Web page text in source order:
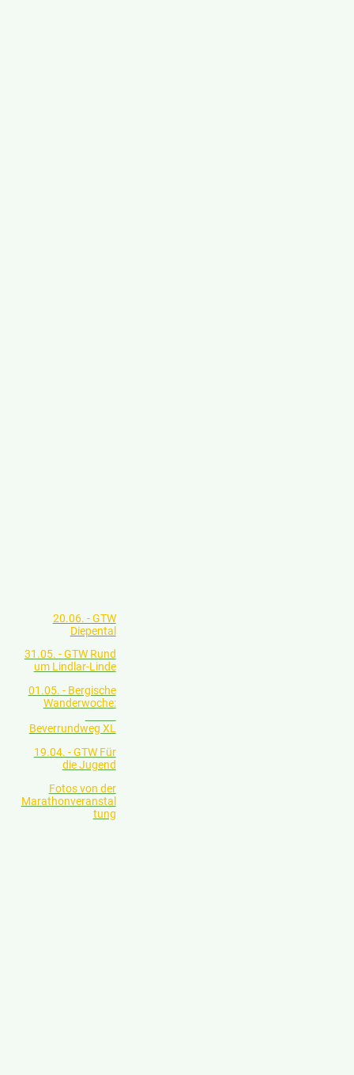
20.06. - GTW
Diepental
31.05. - GTW Rund
um Lindlar-Linde
01.05. - Bergische
Wanderwoche:
Beverrundweg XL
19.04. - GTW Für
die Jugend
Fotos von der
Marathonveranstal
tung